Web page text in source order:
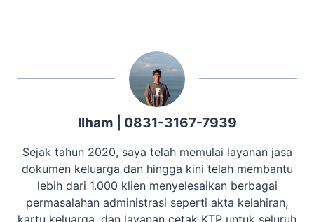
Ilham | 0831-3167-7939
Sejak tahun 2020, saya telah memulai layanan jasa
dokumen keluarga dan hingga kini telah membantu
lebih dari 1.000 klien menyelesaikan berbagai
permasalahan administrasi seperti akta kelahiran,
kartu keluarga, dan layanan cetak KTP untuk seluruh